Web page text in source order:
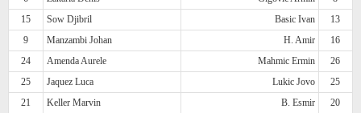
15
Sow Djibril Basic Ivan
13
9
Manzambi Johan H. Amir
16
24
Amenda Aurele Mahmic Ermin
26
25
Jaquez Luca Lukic Jovo
25
21
Keller Marvin B. Esmir 20